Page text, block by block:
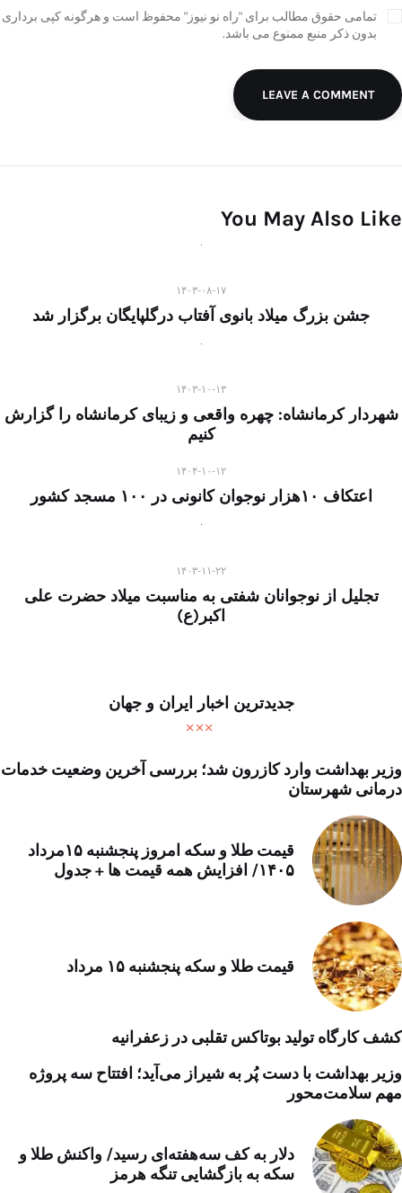
تمامی حقوق مطالب برای "راه نو نیوز" محفوظ است و هرگونه کپی برداری
بدون ذکر منبع ممنوع می باشد.
LEAVE A COMMENT
You May Also Like
۱۴۰۳-۰۸-۱۷
جشن بزرگ میلاد بانوی آفتاب درگلپایگان برگزار شد
۱۴۰۳-۱۰-۱۳
شهردار کرمانشاه: چهره واقعی و زیبای کرمانشاه را گزارش
کنیم
۱۴۰۴-۱۰-۱۲
اعتکاف ۱۰هزار نوجوان کانونی در ۱۰۰ مسجد کشور
۱۴۰۳-۱۱-۲۲
تجلیل از نوجوانان شفتی به مناسبت میلاد حضرت علی
اکبر(ع)
جدیدترین اخبار ایران و جهان
وزیر بهداشت وارد کازرون شد؛ بررسی آخرین وضعیت خدمات
درمانی شهرستان
قیمت طلا و سکه امروز پنجشنبه ۱۵مرداد
۱۴۰۵/ افزایش همه قیمت ها + جدول
قیمت طلا و سکه پنجشنبه ۱۵ مرداد
کشف کارگاه تولید بوتاکس تقلبی در زعفرانیه
وزیر بهداشت با دست پُر به شیراز می‌آید؛ افتتاح سه پروژه
مهم سلامت‌محور
دلار به کف سه‌هفته‌ای رسید/ واکنش طلا و
سکه به بازگشایی تنگه هرمز